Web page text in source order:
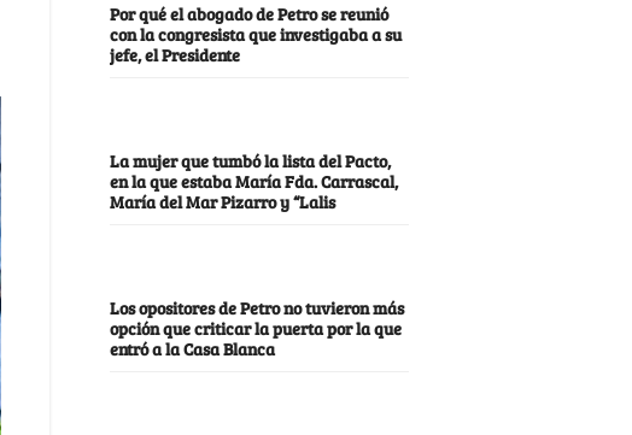
Por qué el abogado de Petro se reunió
con la congresista que investigaba a su
jefe, el Presidente
La mujer que tumbó la lista del Pacto,
en la que estaba María Fda. Carrascal,
María del Mar Pizarro y “Lalis
Los opositores de Petro no tuvieron más
opción que criticar la puerta por la que
entró a la Casa Blanca